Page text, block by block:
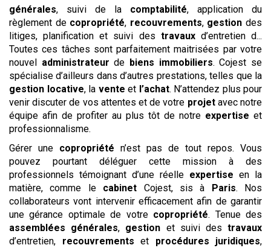
générales, suivi de la comptabilité, application du
règlement de copropriété, recouvrements, gestion des
litiges, planification et suivi des travauxd’entretien d...
Toutes ces tâches sont parfaitement maitrisées par votre
nouvel administrateur de biens immobiliers. Cojest se
spécialise d’ailleurs dans d’autres prestations, telles que la
gestion locative, la vente et l’achat. N’attendez plus pour
venir discuter de vos attentes et de votre projetavec notre
équipe afin de profiter au plus tôt de notre expertise et
professionnalisme.
Gérer une copropriété n’est pas de tout repos. Vous
pouvez pourtant déléguer cette mission à des
professionnels témoignant d’une réelle expertise en la
matière, comme le cabinet Cojest, sis à Paris. Nos
collaborateurs vont intervenir efficacement afin de garantir
une gérance optimale de votre copropriété. Tenue des
assemblées générales, gestion et suivi destravaux
d’entretien, recouvrements et procédures juridiques,